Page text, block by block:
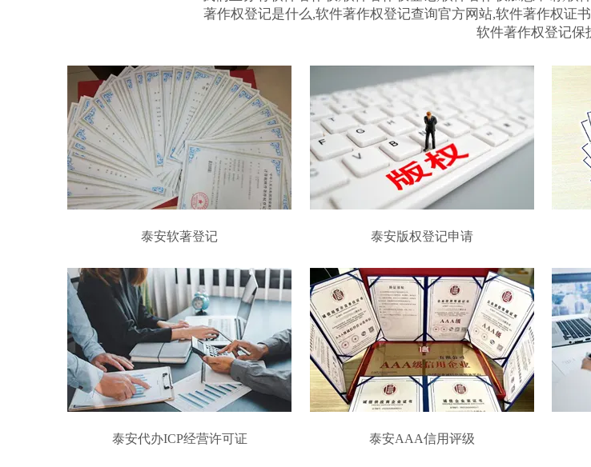
著作权登记是什么,软件著作权登记查询官方网站,软件著作权证
软件著作权登记保
泰安软著登记 泰安版权登记申请
泰安代办ICP经营许可证 泰安AAA信用评级